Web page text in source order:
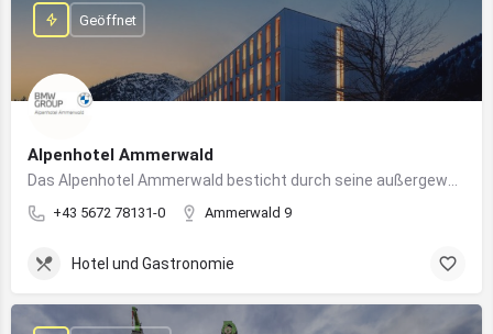
Alpenhotel Ammerwald
+43 5672 78131-0 Ammerwald 9
Geöffnet
Hotel und Gastronomie